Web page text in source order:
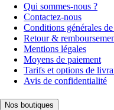
Qui sommes-nous ?
Contactez-nous
Conditions générales
Retour &
Mentions légales
Moyens de paiement
Tarifs et options de
Avis de confidentialité
Nos boutiques